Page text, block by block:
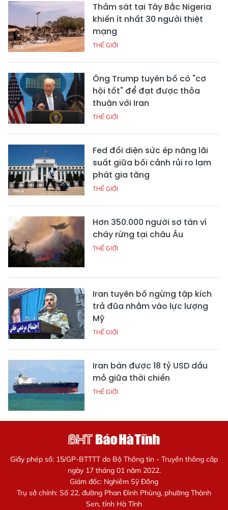
Thảm sát tại Tây Bắc Nigeria
khiến ít nhất 30 người thiệt
mạng
THẾ GIỚI
Ông Trump tuyên bố có "cơ
hội tốt" để đạt được thỏa
thuận với Iran
THẾ GIỚI
Fed đối diện sức ép nâng lãi
suất giữa bối cảnh rủi ro lạm
phát gia tăng
THẾ GIỚI
Hơn 350.000 người sơ tán vì
cháy rừng tại châu Âu
THẾ GIỚI
Iran tuyên bố ngừng tập kích
trả đũa nhằm vào lực lượng
Mỹ
THẾ GIỚI
Iran bán được 18 tỷ USD dầu
mỏ giữa thời chiến
THẾ GIỚI
Giấy phép số: 15/GP-BTTTT do Bộ Thông tin - Truyền thông cấp
ngày 17 tháng 01 năm 2022.
Giám đốc: Nghiêm Sỹ Đống
Trụ sở chính: Số 22, đường Phan Đình Phùng, phường Thành
Sen, tỉnh Hà Tĩnh